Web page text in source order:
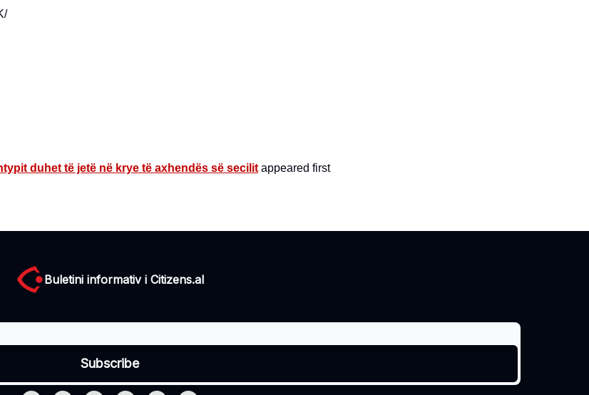
duhet të jetë në krye të axhendës së secilit appeared first
Buletini informativ i Citizens.al